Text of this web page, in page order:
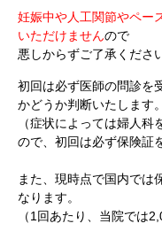
妊娠中や人工関節やペー
いただけませんので
悪しからずご了承くださ
初回は必ず医師の問診を
かどうか判断いたします。
（症状によっては婦人
ので、初回は必ず保険証
また、現時点で国内では
なります。
（1回あたり、当院では